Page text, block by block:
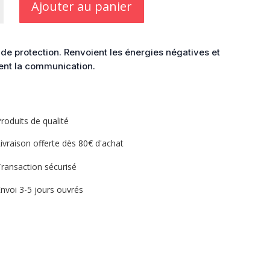
Ajouter au panier
protection. Renvoient les énergies négatives et
la communication.
de qualité
offerte dès 80€ d'achat
sécurisé
3-5 jours ouvrés